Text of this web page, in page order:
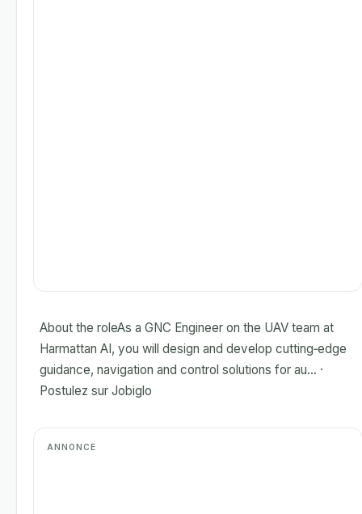
About the roleAs a GNC Engineer on the UAV team at
Harmattan AI, you will design and develop cutting‑edge
guidance, navigation and control solutions for au... ·
Postulez sur Jobiglo